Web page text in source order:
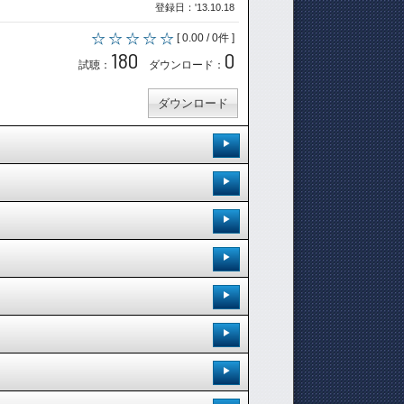
登録日：'13.10.18
[ 0.00 / 0件 ]
試聴： 180 ダウンロード： 0
ダウンロード
登録日：'13.10.18
[ 0.00 / 0件 ]
ダウンロード：0
ダウンロード
登録日：'13.10.18
[ 0.00 / 0件 ]
ダウンロード：0
ダウンロード
登録日：'13.10.18
[ 0.00 / 0件 ]
ダウンロード：0
ダウンロード
登録日：'13.10.18
[ 0.00 / 0件 ]
ダウンロード：0
ダウンロード
登録日：'13.10.18
[ 0.00 / 0件 ]
ダウンロード：0
登録日：'13.10.18
[ 0.00 / 0件 ]